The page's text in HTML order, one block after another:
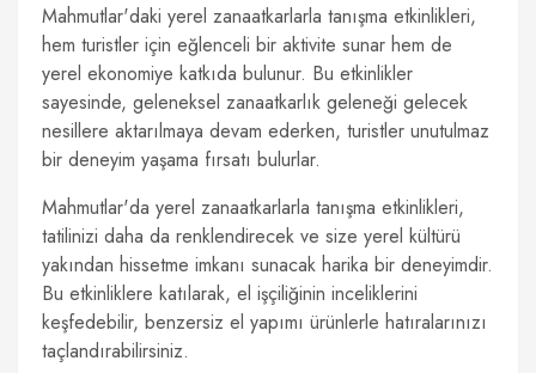
Mahmutlar'daki yerel zanaatkarlarla tanışma etkinlikleri,
hem turistler için eğlenceli bir aktivite sunar hem de
yerel ekonomiye katkıda bulunur. Bu etkinlikler
sayesinde, geleneksel zanaatkarlık geleneği gelecek
nesillere aktarılmaya devam ederken, turistler unutulmaz
bir deneyim yaşama fırsatı bulurlar.
Mahmutlar'da yerel zanaatkarlarla tanışma etkinlikleri,
tatilinizi daha da renklendirecek ve size yerel kültürü
yakından hissetme imkanı sunacak harika bir deneyimdir.
Bu etkinliklere katılarak, el işçiliğinin inceliklerini
keşfedebilir, benzersiz el yapımı ürünlerle hatıralarınızı
taçlandırabilirsiniz.